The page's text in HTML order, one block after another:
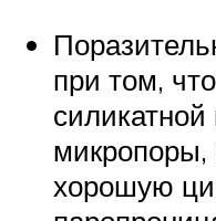
при том,
хорошую